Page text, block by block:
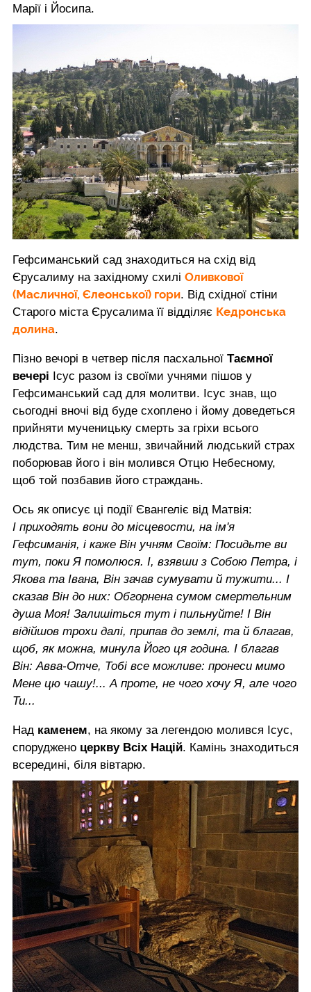
Марії і Йосипа.
Гефсиманський сад знаходиться на схід від
Єрусалиму на західному схилі Оливкової
(Масличної, Єлеонської) гори. Від східної стіни
Старого міста Єрусалима її відділяє Кедронська
долина.
Пізно вечорі в четвер після пасхальної Таємної
вечері Ісус разом із своїми учнями пішов у
Гефсиманський сад для молитви. Ісус знав, що
сьогодні вночі від буде схоплено і йому доведеться
прийняти мученицьку смерть за гріхи всього
людства. Тим не менш, звичайний людський страх
поборював його і він молився Отцю Небесному,
щоб той позбавив його страждань.
Ось як описує ці події Євангеліє від Матвія:
І приходять вони до місцевости, на ім'я
Гефсиманія, і каже Він учням Своїм: Посидьте ви
тут, поки Я помолюся. І, взявши з Собою Петра, і
Якова та Івана, Він зачав сумувати й тужити... І
сказав Він до них: Обгорнена сумом смертельним
душа Моя! Залишіться тут і пильнуйте! І Він
відійшов трохи далі, припав до землі, та й благав,
щоб, як можна, минула Його ця година. І благав
Він: Авва-Отче, Тобі все можливе: пронеси мимо
Мене цю чашу!... А проте, не чого хочу Я, але чого
Ти...
Над каменем, на якому за легендою молився Ісус,
споруджено церкву Всіх Націй. Камінь знаходиться
всередині, біля вівтарю.